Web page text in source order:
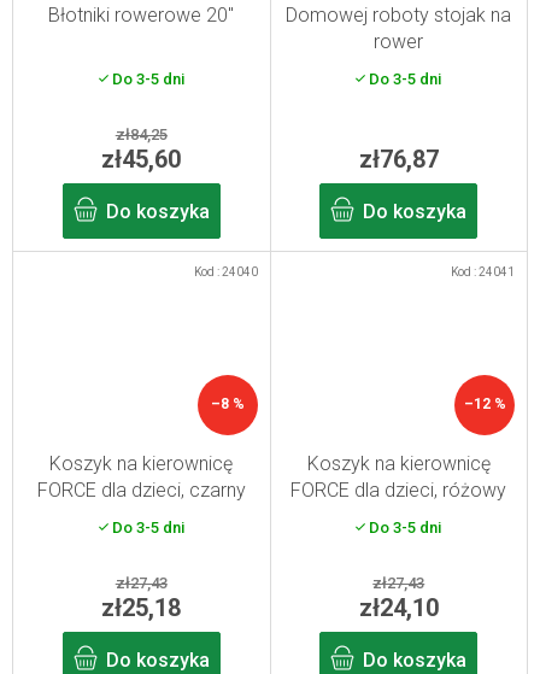
Błotniki rowerowe 20"
Do 3-5 dni
zł84,25
zł45,60
Do koszyka
Domowej roboty stojak na
rower
Do 3-5 dni
zł76,87
Do koszyka
–8 %
Koszyk na kierownicę
FORCE dla dzieci, czarny
Do 3-5 dni
zł27,43
zł25,18
Do koszyka
Kod :24040
–12 %
Koszyk na kierownicę
FORCE dla dzieci, różowy
Do 3-5 dni
zł27,43
zł24,10
Do koszyka
Kod :24041